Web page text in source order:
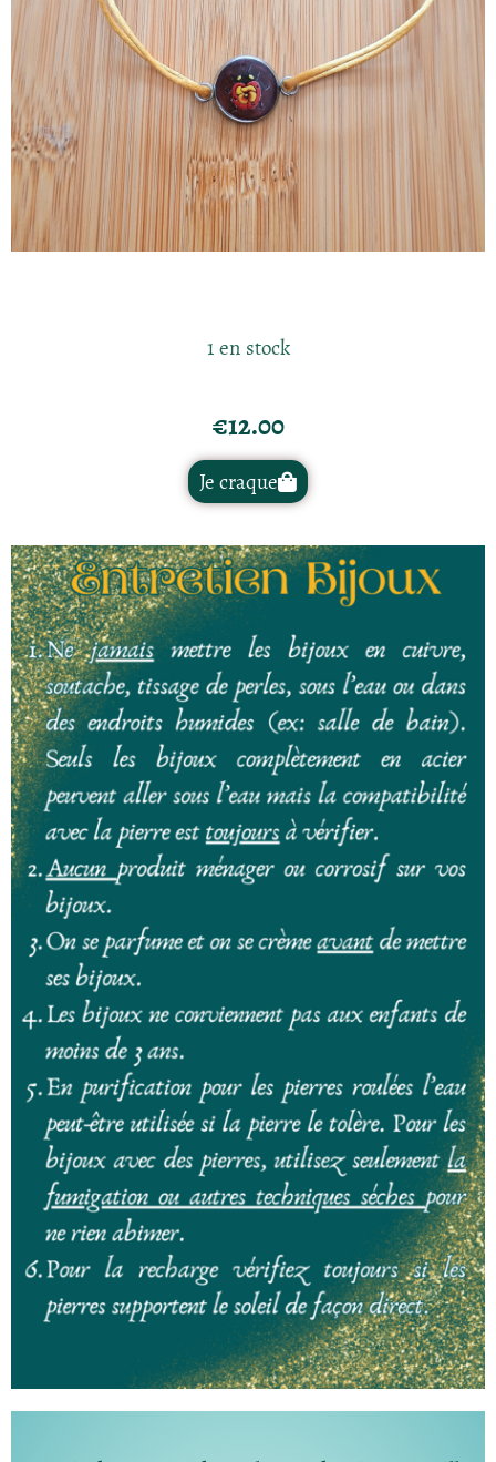
1 en stock
€12.00
Je craque